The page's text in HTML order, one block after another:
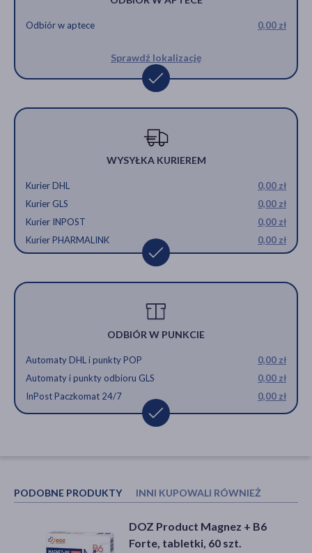
Odbiór w aptece 0,00 zł
Sprawdź lokalizację
WYSYŁKA KURIEREM
Kurier DHL
0,00 zł
Kurier GLS
0,00 zł
Kurier INPOST
0,00 zł
Kurier PHARMALINK
0,00 zł
ODBIÓR W PUNKCIE
Automaty DHL i punkty POP
0,00 zł
Automaty i punkty odbioru GLS
0,00 zł
InPost Paczkomat 24/7
0,00 zł
PODOBNE PRODUKTY INNI KUPOWALI RÓWNIEŻ
DOZ Product Magnez + B6
Forte, tabletki, 60 szt.
DOZ Product Witamina C 1000 +
bioflawonoidy, kapsułki, 60 szt.